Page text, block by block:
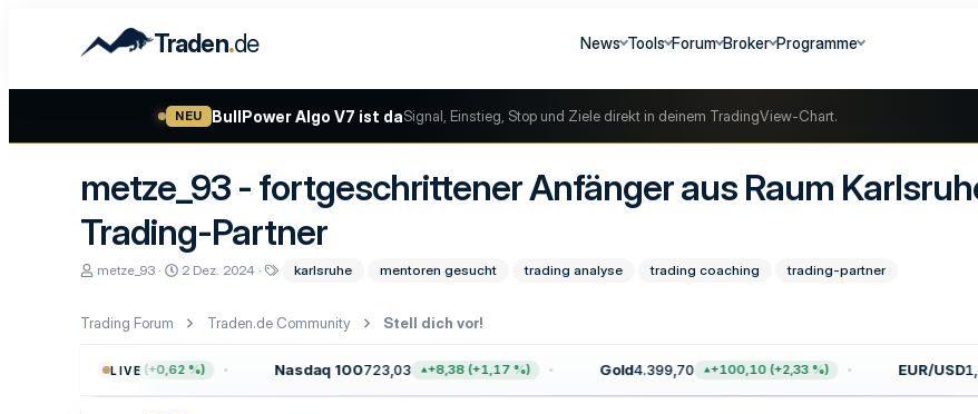
Traden.de News Tools Forum Broker Programme
NEU BullPower Algo V7 ist daSignal, Einstieg, Stop und Ziele direkt in deinem TradingView-Chart.
metze_93 - fortgeschrittener Anfänger aus Raum
Trading-Partner
E
t
metze_93
E
l
2 Dez. 2024
l
w
karlsruhe mentoren gesucht trading analyse trading coaching trading-partner
Trading Forum Traden.de Community Stell dich vor!
LIVE
+47,68 (+0,62 %) Nasdaq 100723,03 +8,38 (+1,17 %) Gold4.399,70 +100,10 (+2,33 %) EUR/USD